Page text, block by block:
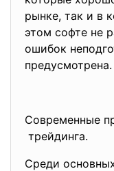
рынке, так и в
этом софте не
ошибок
предусмотрена.
Современные
трейдинга.
Среди